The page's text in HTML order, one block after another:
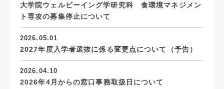
大学院ウェルビーイング学研究科 食環境マネジメン
ト専攻の募集停止について
2026.05.01
2027年度入学者選抜に係る変更点について（予告）
2026.04.10
2026年4月からの窓口事務取扱日について